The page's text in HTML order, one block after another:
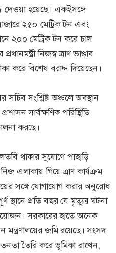
দেওয়া হয়েছে। একইসঙ্গে
২৫০ মেট্রিক টন এবং
২০০ মেট্রিক টন করে চাল
নিজস্ব ত্রাণ ভাণ্ডার
করে বিশেষ বরাদ্দ দিয়েছেন।
সচিব সংশ্লিষ্ট অঞ্চলে অবস্থান
সার্বক্ষণিক পরিস্থিতি
করছে।
থাকার সুযোগে পাহাড়ি
এলাকায় গিয়ে ত্রাণ কার্যক্রম
সঙ্গে যোগাযোগ করার অনুরোধ
স্থানে প্রতি বছর যে মৃত্যুর ঘটনা
সরকারের হাতে অনেক
জমি রয়েছে। সংসদ
তৈরি করে ভূমিকা রাখেন,